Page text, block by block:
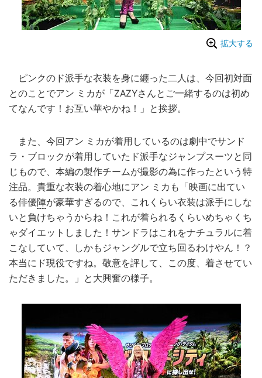
拡大する
ピンクのド派手な衣装を身に纏った二人は、今回初対面
とのことでアン ミカが「ZAZYさんとご一緒するのは初め
てなんです！お互い華やかね！」と挨拶。
また、今回アン ミカが着用しているのは劇中でサンド
ラ・ブロックが着用していたド派手なジャンプスーツと同
じもので、本編の製作チームが撮影の為に作ったという特
注品。貴重な衣装の着心地にアン ミカも「映画に出てい
る俳優陣が豪華すぎるので、これくらい衣装は派手にしな
いと負けちゃうからね！これが着られるくらいめちゃくち
ゃダイエットしました！サンドラはこれをナチュラルに着
こなしていて、しかもジャングルで立ち回るわけやん！？
本当にド現役ですね。敬意を評して、この度、着させてい
ただきました。」と大興奮の様子。